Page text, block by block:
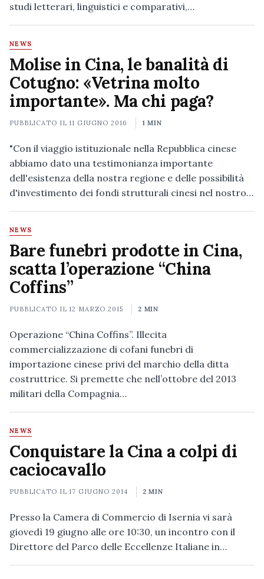
studi letterari, linguistici e comparativi,…
NEWS
Molise in Cina, le banalità di
Cotugno: «Vetrina molto
importante». Ma chi paga?
PUBBLICATO IL11 GIUGNO 2016 1 MIN
"Con il viaggio istituzionale nella Repubblica cinese
abbiamo dato una testimonianza importante
dell'esistenza della nostra regione e delle possibilità
d'investimento dei fondi strutturali cinesi nel nostro…
NEWS
Bare funebri prodotte in Cina,
scatta l’operazione “China
Coffins”
PUBBLICATO IL12 MARZO 2015 2 MIN
Operazione “China Coffins”. Illecita
commercializzazione di cofani funebri di
importazione cinese privi del marchio della ditta
costruttrice. Si premette che nell’ottobre del 2013
militari della Compagnia…
NEWS
Conquistare la Cina a colpi di
caciocavallo
PUBBLICATO IL17 GIUGNO 2014 2 MIN
Presso la Camera di Commercio di Isernia vi sarà
giovedì 19 giugno alle ore 10:30, un incontro con il
Direttore del Parco delle Eccellenze Italiane in…